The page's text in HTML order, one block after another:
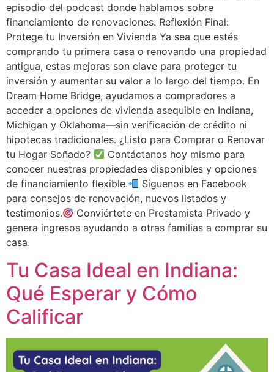
episodio del podcast donde hablamos sobre
financiamiento de renovaciones. Reflexión Final:
Protege tu Inversión en Vivienda Ya sea que estés
comprando tu primera casa o renovando una propiedad
antigua, estas mejoras son clave para proteger tu
inversión y aumentar su valor a lo largo del tiempo. En
Dream Home Bridge, ayudamos a compradores a
acceder a opciones de vivienda asequible en Indiana,
Michigan y Oklahoma—sin verificación de crédito ni
hipotecas tradicionales. ¿Listo para Comprar o Renovar
tu Hogar Soñado?
Contáctanos hoy mismo para
conocer nuestras propiedades disponibles y opciones
de financiamiento flexible.
Síguenos en Facebook
para consejos de renovación, nuevos listados y
testimonios.
Conviértete en Prestamista Privado y
genera ingresos ayudando a otras familias a comprar su
casa.
Tu Casa Ideal en Indiana:
Qué Esperar y Cómo
Calificar